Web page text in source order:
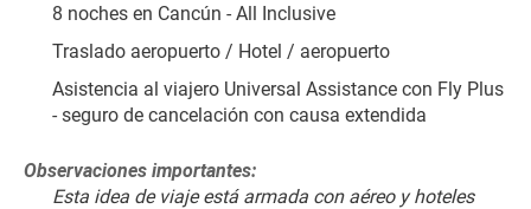
8 noches en Cancún - All Inclusive
Traslado aeropuerto / Hotel / aeropuerto
Asistencia al viajero Universal Assistance con Fly Plus
- seguro de cancelación con causa extendida
Observaciones importantes:
Esta idea de viaje está armada con aéreo y hoteles